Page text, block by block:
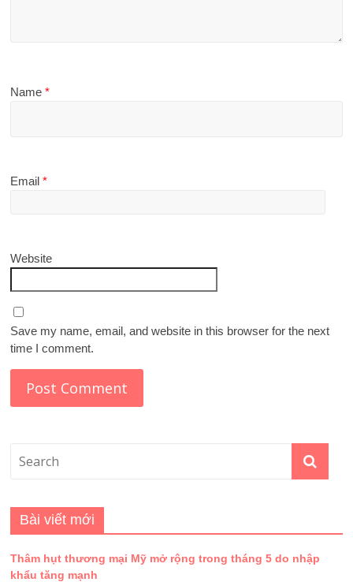
Name*
Email*
Website
Save my name, email, and website in this browser for the next
time I comment.
Bài viết mới
Thâm hụt thương mại Mỹ mở rộng trong tháng 5 do nhập
khẩu tăng mạnh